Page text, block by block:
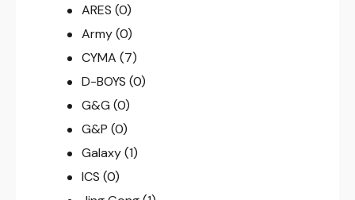
ARES (0)
Army (0)
CYMA (7)
D-BOYS (0)
G&G (0)
G&P (0)
Galaxy (1)
ICS (0)